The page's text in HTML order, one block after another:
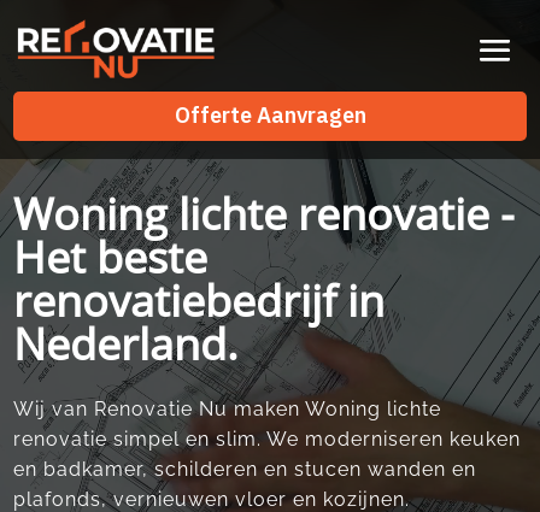
Offerte Aanvragen
Offerte Aanvragen
Woning lichte renovatie -
Het beste
renovatiebedrijf in
Nederland.
Wij van Renovatie Nu maken Woning lichte
renovatie simpel en slim.​ We moderniseren keuken
en badkamer, schilderen en stucen wanden en
plafonds, vernieuwen vloer en kozijnen.​